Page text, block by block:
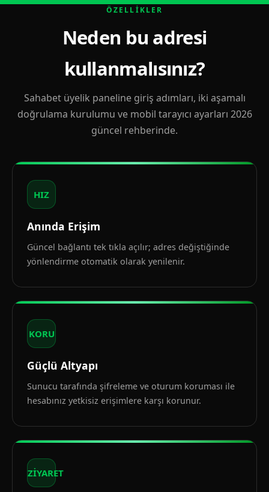
ÖZELLIKLER
Neden bu adresi
kullanmalısınız?
Sahabet üyelik paneline giriş adımları, iki aşamalı
doğrulama kurulumu ve mobil tarayıcı ayarları 2026
güncel rehberinde.
HIZ
Anında Erişim
Güncel bağlantı tek tıkla açılır; adres değiştiğinde
yönlendirme otomatik olarak yenilenir.
KORU
Güçlü Altyapı
Sunucu tarafında şifreleme ve oturum koruması ile
hesabınız yetkisiz erişimlere karşı korunur.
ZİYARET